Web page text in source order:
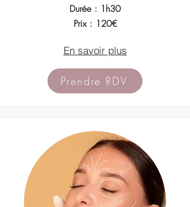
Durée : 1h30
Prix : 120€
En savoir plus
Prendre RDV